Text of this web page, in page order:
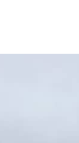
Plus
de